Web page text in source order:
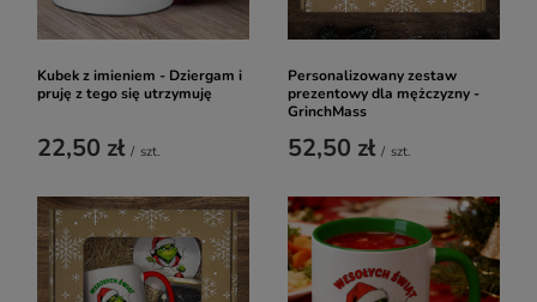
Kubek z imieniem - Dziergam i
pruję z tego się utrzymuję
22,50 zł / szt.
Personalizowany zestaw
prezentowy dla mężczyzny -
GrinchMass
52,50 zł / szt.